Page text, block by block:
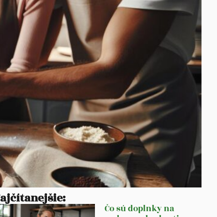
Čo sú doplnky na